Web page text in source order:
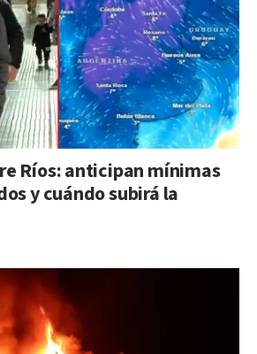
Ríos: anticipan mínimas
y cuándo subirá la